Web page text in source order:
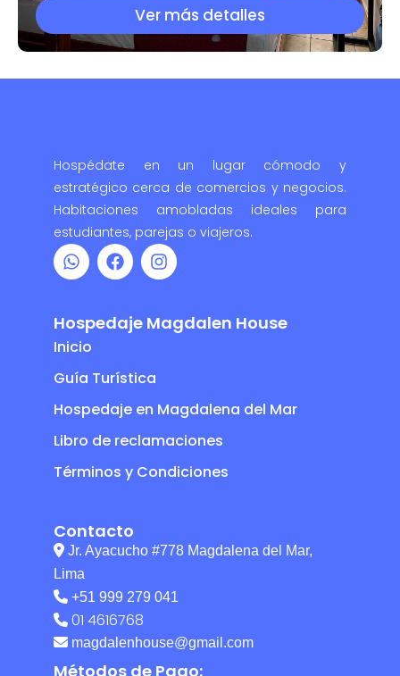
Ver más detalles
Hospédate en un lugar cómodo y
estratégico cerca de comercios y negocios.
Habitaciones amobladas ideales para
estudiantes, parejas o viajeros.
Hospedaje Magdalen House
Inicio
Guía Turística
Hospedaje en Magdalena del Mar
Libro de reclamaciones
Términos y Condiciones
Contacto
Jr. Ayacucho #778 Magdalena del Mar,
Lima
+51 999 279 041
01 4616768
magdalenhouse@gmail.com
Métodos de Pago: